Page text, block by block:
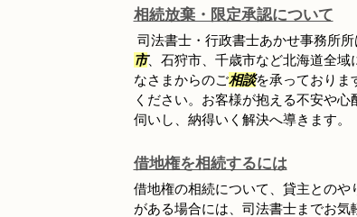
相続放棄・限定承認について
司法書士・行政書士あかせ事務所所
市、石狩市、千歳市など北海道全
なさまからのご相談を承っておりま
ください。お客様が抱える不安や
伺いし、納得いく解決へ導きます。
借地権を相続するには
借地権の相続について、貸主との
がある場合には、司法書士までお気